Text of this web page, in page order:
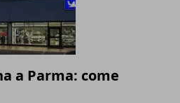
a Parma: come